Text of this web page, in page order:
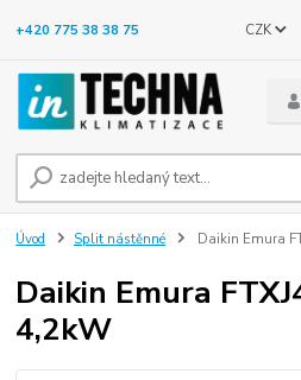
CZK
+420 775 38 38 75
Úvod Split nástěnné Daikin Emura
Daikin Emura
4,2kW